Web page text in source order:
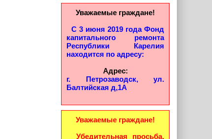
Уважаемые граждане!
С 3 июня 2019 года Фонд
капитального ремонта
Республики Карелия
находится по адресу:
Адрес:
г. Петрозаводск, ул.
Балтийская д,1А
Уважаемые граждане!
Убедительная просьба,